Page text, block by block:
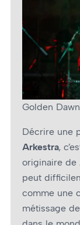
Golden
Décrire une
Arkestra,
originaire de
peut
comme une
métissage